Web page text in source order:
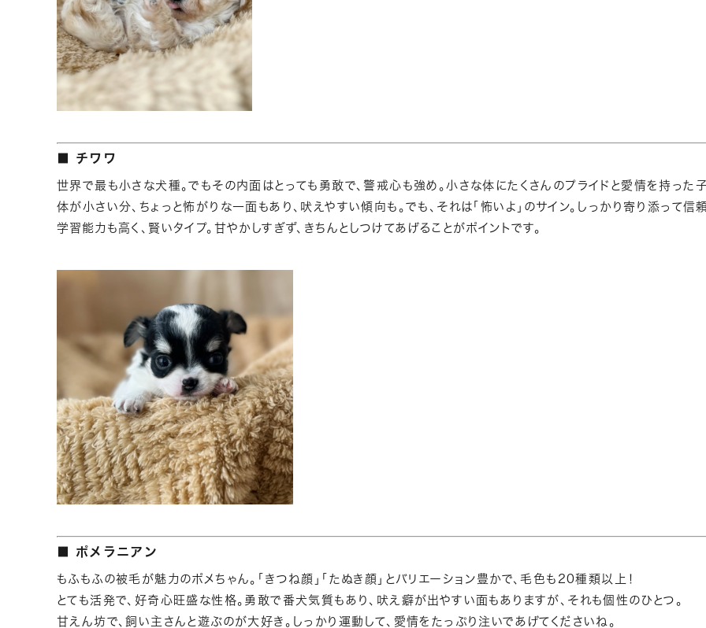
■ チワワ
世界で最も小さな犬種。でもその内面はとっても勇敢で、警戒心も強め。小さな体にたくさんのプライドと愛情を持った子
体が小さい分、ちょっと怖がりな一面もあり、吠えやすい傾向も。でも、それは「怖いよ」のサイン。しっかり寄り添って
学習能力も高く、賢いタイプ。甘やかしすぎず、きちんとしつけてあげることがポイントです。
■ ポメラニアン
もふもふの被毛が魅力のポメちゃん。「きつね顔」「たぬき顔」とバリエーション豊かで、毛色も20種類以上！
とても活発で、好奇心旺盛な性格。勇敢で番犬気質もあり、吠え癖が出やすい面もありますが、それも個性のひとつ。
甘えん坊で、飼い主さんと遊ぶのが大好き。しっかり運動して、愛情をたっぷり注いであげてくださいね。